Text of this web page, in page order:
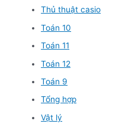
Thủ thuật casio
Toán 10
Toán 11
Toán 12
Toán 9
Tổng hợp
Vật lý